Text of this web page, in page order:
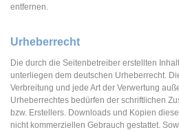
entfernen.
Urheberrecht
Die durch die Seitenbetreiber erstellten
unterliegen dem deutschen Urheberrecht.
Verbreitung und jede Art der Verwertung
Urheberrechtes bedürfen der schriftlichen
bzw. Erstellers. Downloads und Kopien
nicht kommerziellen Gebrauch gestattet.